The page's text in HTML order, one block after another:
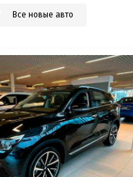
Все новые авто